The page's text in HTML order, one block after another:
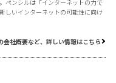
ペンシルは「インターネットの力で
しいインターネットの可能性に向け
会社概要など、詳しい情報はこちら